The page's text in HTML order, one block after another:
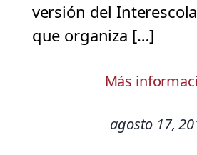
versión del
que organiza […]
Más
agosto 17,